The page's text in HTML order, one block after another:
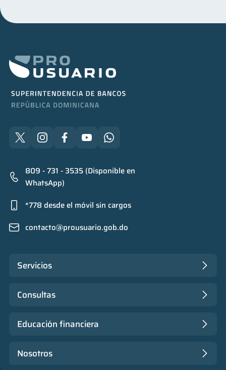
809 - 731 - 3535 (Disponible en
WhatsApp)
*778 desde el móvil sin cargos
contacto@prousuario.gob.do
Servicios
Consultas
Educación financiera
Nosotros